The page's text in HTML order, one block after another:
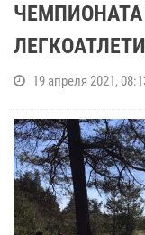
19 апреля 2021,